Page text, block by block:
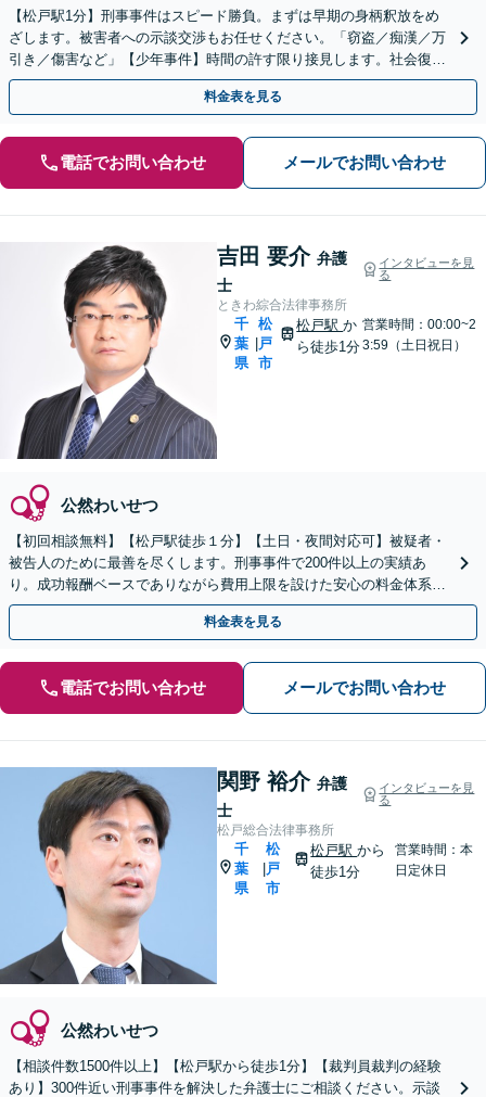
【松戸駅1分】刑事事件はスピード勝負。まずは早期の身柄釈放をめ
ざします。被害者への示談交渉もお任せください。「窃盗／痴漢／万
引き／傷害など」【少年事件】時間の許す限り接見します。社会復帰
を考えた解決を大事に。
料金表を見る
電話でお問い合わせ メールでお問い合わせ
吉田 要介 弁護
士
インタビューを見
る
ときわ綜合法律事務所
千
葉
県
松
戸
市
松戸駅か
ら徒歩1分
営業時間：00:00~2
3:59（土日祝日）
公然わいせつ
【初回相談無料】【松戸駅徒歩１分】【土日・夜間対応可】被疑者・
被告人のために最善を尽くします。刑事事件で200件以上の実績あ
り。成功報酬ベースでありながら費用上限を設けた安心の料金体系で
す。刑事被疑者援助制度も利用可能です。
料金表を見る
電話でお問い合わせ メールでお問い合わせ
関野 裕介 弁護
士
インタビューを見
る
松戸総合法律事務所
千
葉
県
松
戸
市
松戸駅から
徒歩1分
営業時間：本
日定休日
公然わいせつ
【相談件数1500件以上】【松戸駅から徒歩1分】【裁判員裁判の経験
あり】300件近い刑事事件を解決した弁護士にご相談ください。示談